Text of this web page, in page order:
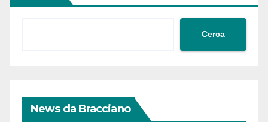
Cerca
News da Bracciano